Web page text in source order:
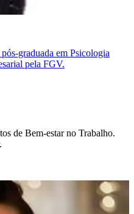
graduada em Psicologia
pela FGV.
de Bem-estar no Trabalho.